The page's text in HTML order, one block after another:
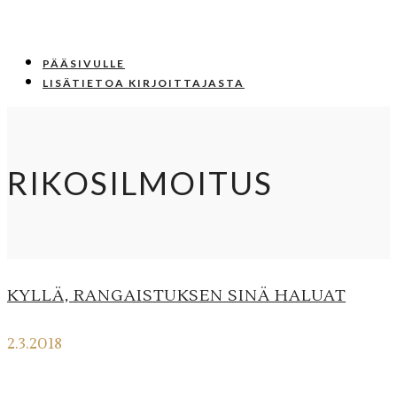
PÄÄSIVULLE
LISÄTIETOA KIRJOITTAJASTA
RIKOSILMOITUS
KYLLÄ, RANGAISTUKSEN SINÄ HALUAT
2.3.2018